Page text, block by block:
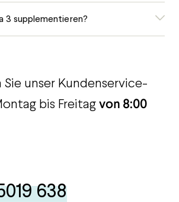
3 supplementieren?
unser Kundenservice-
bis Freitag von 8:00
638